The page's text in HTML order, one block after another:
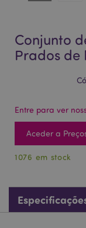
Conjunto
Prados de
Entre para ver
Aceder a
1076 em stock